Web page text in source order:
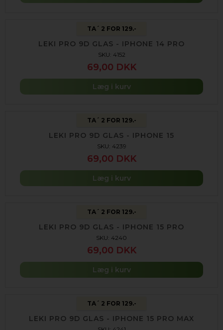
TA´ 2 FOR 129.-
LEKI PRO 9D GLAS - IPHONE 14 PRO
SKU: 4152
69,00 DKK
Læg i kurv
TA´ 2 FOR 129.-
LEKI PRO 9D GLAS - IPHONE 15
SKU: 4239
69,00 DKK
Læg i kurv
TA´ 2 FOR 129.-
LEKI PRO 9D GLAS - IPHONE 15 PRO
SKU: 4240
69,00 DKK
Læg i kurv
TA´ 2 FOR 129.-
LEKI PRO 9D GLAS - IPHONE 15 PRO MAX